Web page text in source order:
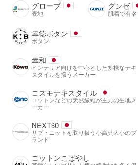
グローブ
表地
グンゼ
肌着で有
幸徳ボタン
ボタン
幸和
インテリア向けを中心とした多様なテキ
スタイルを扱うメーカー
コスモテキスタイル
コットンなどの天然繊維が主力の生地メ
ーカー
NEXT30
リブ・ニットを取り扱う小高莫大小のブ
ランド
コットンこばやし